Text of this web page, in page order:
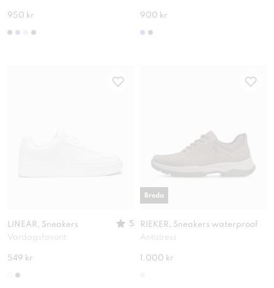
950 kr 900 kr
LINEAR, Sneakers
5
Vardagsfavorit
549 kr
RIEKER, Sneakers waterproof
Antistress
1.000 kr
Breda